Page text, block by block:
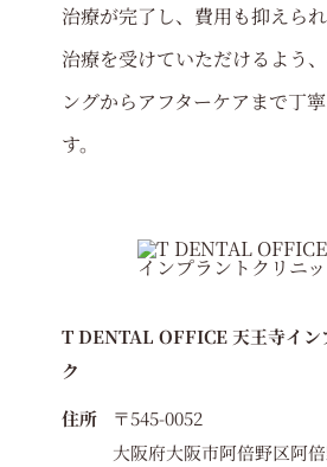
治療が完了し、費用も抑えら
治療を受けていただけるよう
ングからアフターケアまで丁
す。
T DENTAL OFFICE 天王寺イン
ク
住所
〒545-0052
大阪府大阪市阿倍野区阿